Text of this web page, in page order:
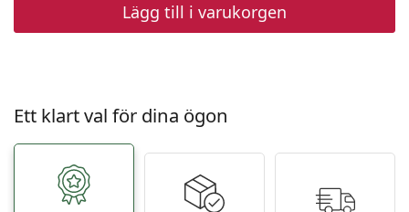
Lägg till i varukorgen
Ett klart val för dina ögon